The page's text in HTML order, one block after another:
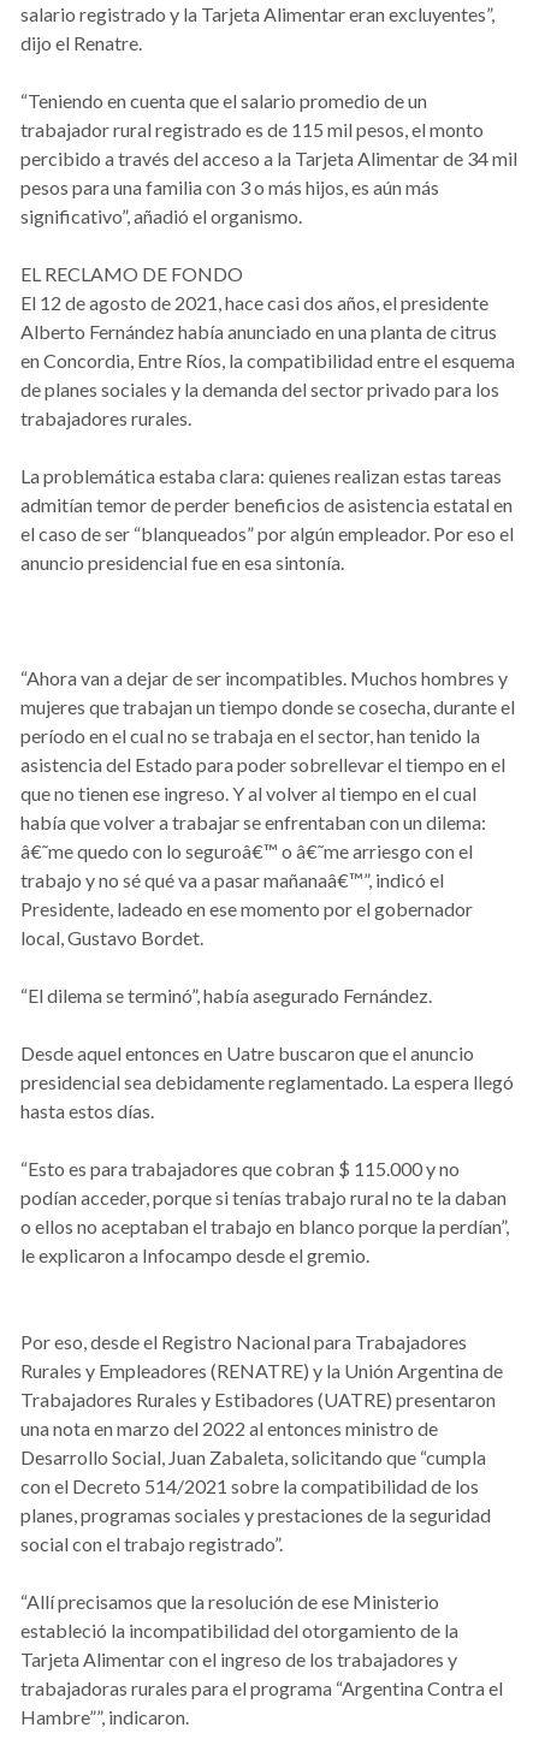
salario registrado y la Tarjeta Alimentar eran excluyentes”,
dijo el Renatre.
“Teniendo en cuenta que el salario promedio de un
trabajador rural registrado es de 115 mil pesos, el monto
percibido a través del acceso a la Tarjeta Alimentar de 34 mil
pesos para una familia con 3 o más hijos, es aún más
significativo”, añadió el organismo.
EL RECLAMO DE FONDO
El 12 de agosto de 2021, hace casi dos años, el presidente
Alberto Fernández había anunciado en una planta de citrus
en Concordia, Entre Ríos, la compatibilidad entre el esquema
de planes sociales y la demanda del sector privado para los
trabajadores rurales.
La problemática estaba clara: quienes realizan estas tareas
admitían temor de perder beneficios de asistencia estatal en
el caso de ser “blanqueados” por algún empleador. Por eso el
anuncio presidencial fue en esa sintonía.
“Ahora van a dejar de ser incompatibles. Muchos hombres y
mujeres que trabajan un tiempo donde se cosecha, durante el
período en el cual no se trabaja en el sector, han tenido la
asistencia del Estado para poder sobrellevar el tiempo en el
que no tienen ese ingreso. Y al volver al tiempo en el cual
había que volver a trabajar se enfrentaban con un dilema:
â€˜me quedo con lo seguroâ€™ o â€˜me arriesgo con el
trabajo y no sé qué va a pasar mañanaâ€™”, indicó el
Presidente, ladeado en ese momento por el gobernador
local, Gustavo Bordet.
“El dilema se terminó”, había asegurado Fernández.
Desde aquel entonces en Uatre buscaron que el anuncio
presidencial sea debidamente reglamentado. La espera llegó
hasta estos días.
“Esto es para trabajadores que cobran $ 115.000 y no
podían acceder, porque si tenías trabajo rural no te la daban
o ellos no aceptaban el trabajo en blanco porque la perdían”,
le explicaron a Infocampo desde el gremio.
Por eso, desde el Registro Nacional para Trabajadores
Rurales y Empleadores (RENATRE) y la Unión Argentina de
Trabajadores Rurales y Estibadores (UATRE) presentaron
una nota en marzo del 2022 al entonces ministro de
Desarrollo Social, Juan Zabaleta, solicitando que “cumpla
con el Decreto 514/2021 sobre la compatibilidad de los
planes, programas sociales y prestaciones de la seguridad
social con el trabajo registrado”.
“Allí precisamos que la resolución de ese Ministerio
estableció la incompatibilidad del otorgamiento de la
Tarjeta Alimentar con el ingreso de los trabajadores y
trabajadoras rurales para el programa “Argentina Contra el
Hambre””, indicaron.